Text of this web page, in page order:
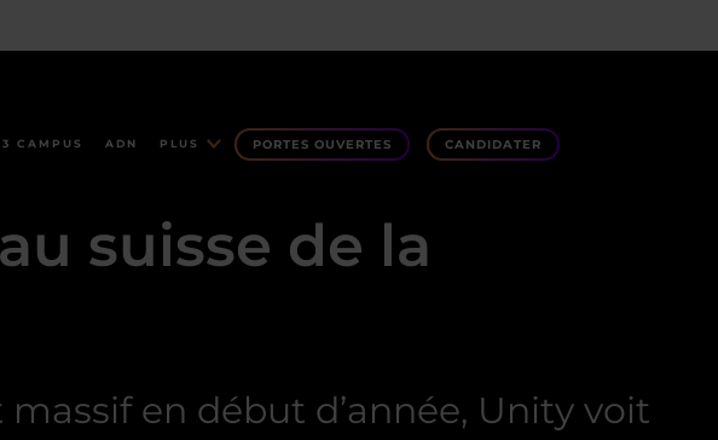
3 CAMPUS ADN PLUS PORTES OUVERTES CANDIDATER
suisse de la
en début d’année, Unity voit